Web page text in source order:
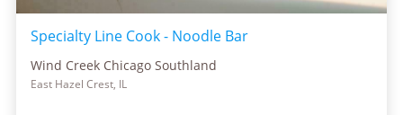
Specialty Line Cook - Noodle Bar
Wind Creek Chicago Southland
East Hazel Crest, IL